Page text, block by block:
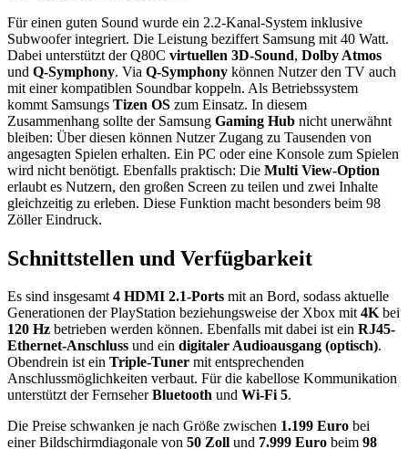
Für einen guten Sound wurde ein 2.2-Kanal-System inklusive
Subwoofer integriert. Die Leistung beziffert Samsung mit 40 Watt.
Dabei unterstützt der Q80C virtuellen 3D-Sound, Dolby Atmos
und Q-Symphony. Via Q-Symphony können Nutzer den TV auch
mit einer kompatiblen Soundbar koppeln. Als Betriebssystem
kommt Samsungs Tizen OS zum Einsatz. In diesem
Zusammenhang sollte der Samsung Gaming Hub nicht unerwähnt
bleiben: Über diesen können Nutzer Zugang zu Tausenden von
angesagten Spielen erhalten. Ein PC oder eine Konsole zum Spielen
wird nicht benötigt. Ebenfalls praktisch: Die Multi View-Option
erlaubt es Nutzern, den großen Screen zu teilen und zwei Inhalte
gleichzeitig zu erleben. Diese Funktion macht besonders beim 98
Zöller Eindruck.
Schnittstellen und Verfügbarkeit
Es sind insgesamt4 HDMI 2.1-Ports mit an Bord, sodass aktuelle
Generationen der PlayStation beziehungsweise der Xbox mit4Kbei
120 Hz betrieben werden können. Ebenfalls mit dabei ist ein RJ45-
Ethernet-Anschluss und ein digitaler Audioausgang (optisch).
Obendrein ist ein Triple-Tuner mit entsprechenden
Anschlussmöglichkeiten verbaut. Für die kabellose Kommunikation
unterstützt der FernseherBluetooth und Wi-Fi 5.
Die Preise schwanken je nach Größe zwischen 1.199 Euro bei
einer Bildschirmdiagonale von 50 Zoll und 7.999 Euro beim 98